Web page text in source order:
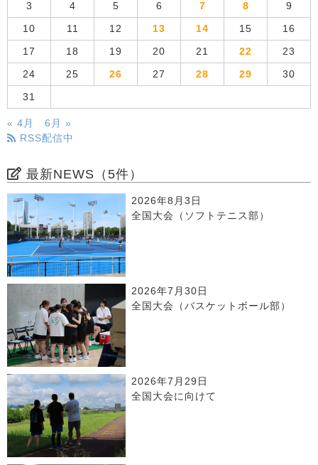
3 4 5 6 7 8 9
10 11 12 13 14 15 16
17 18 19 20 21 22 23
24 25 26 27 28 29 30
31
« 4月
6月 »
RSS配信中
最新NEWS（5件）
2026年8月3日
全国大会（ソフトテニス部）
2026年7月30日
全国大会（バスケットボール部）
2026年7月29日
全国大会に向けて